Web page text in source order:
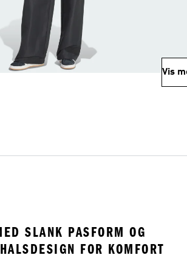
Vis
SLANK PASFORM OG
FOR KOMFORT